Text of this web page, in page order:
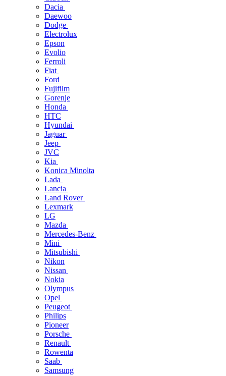
Dacia
Daewoo
Dodge
Electrolux
Epson
Evolio
Ferroli
Fiat
Ford
Fujifilm
Gorenje
Honda
HTC
Hyundai
Jaguar
Jeep
JVC
Kia
Konica Minolta
Lada
Lancia
Land Rover
Lexmark
LG
Mazda
Mercedes-Benz
Mini
Mitsubishi
Nikon
Nissan
Nokia
Olympus
Opel
Peugeot
Philips
Pioneer
Porsche
Renault
Rowenta
Saab
Samsung